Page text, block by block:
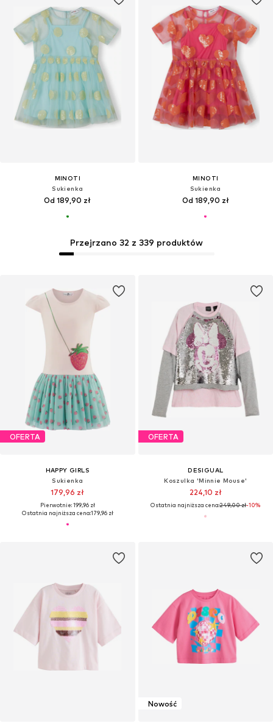
MINOTI
Sukienka
Od 189,90 zł
MINOTI
Sukienka
Od 189,90 zł
OFERTA
HAPPY GIRLS
Sukienka
179,96 zł
Pierwotnie: 199,96 zł
Ostatnia najniższa cena:179,96 zł
Przejrzano 32 z 339 produktów
OFERTA
DESIGUAL
Koszulka 'Minnie Mouse'
224,10 zł
Ostatnia najniższa cena:249,00 zł-10%
Nowość